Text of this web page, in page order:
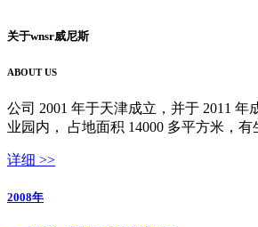
关于wnsr威尼斯
ABOUT US
公司 2001 年于天津成立，并于 2011
业园内， 占地面积 14000 多平方米，有
详细 >>
2008年